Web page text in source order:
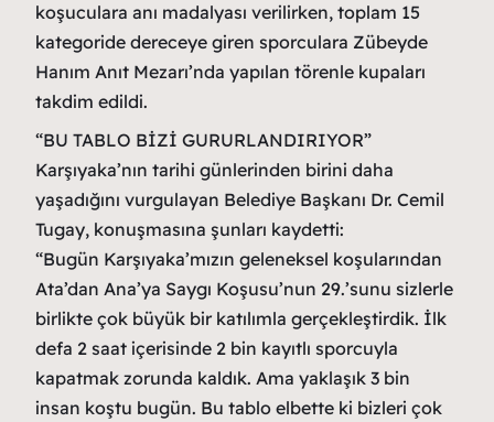
koşuculara anı madalyası verilirken, toplam 15
kategoride dereceye giren sporculara Zübeyde
Hanım Anıt Mezarı’nda yapılan törenle kupaları
takdim edildi.
“BU TABLO BİZİ GURURLANDIRIYOR”
Karşıyaka’nın tarihi günlerinden birini daha
yaşadığını vurgulayan Belediye Başkanı Dr. Cemil
Tugay, konuşmasına şunları kaydetti:
“Bugün Karşıyaka’mızın geleneksel koşularından
Ata’dan Ana’ya Saygı Koşusu’nun 29.’sunu sizlerle
birlikte çok büyük bir katılımla gerçekleştirdik. İlk
defa 2 saat içerisinde 2 bin kayıtlı sporcuyla
kapatmak zorunda kaldık. Ama yaklaşık 3 bin
insan koştu bugün. Bu tablo elbette ki bizleri çok